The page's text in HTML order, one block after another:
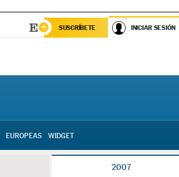
SUSCRÍBETE INICIAR SESIÓN
EUROPEAS WIDGET
2007